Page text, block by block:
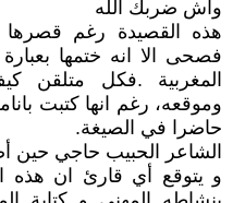
واش ضربك الله
هذه القصيدة رغم قصرها
فصحى الا انه ختمها
المغربية .فكل
وموقعه، رغم انها كتبت
حاضرا في الصيغة.
الشاعر الحبيب حاجي حين
و يتوقع أي قارئ ان هذه